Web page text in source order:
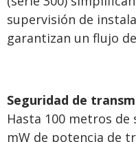
supervisión de
garantizan un flujo
Seguridad de
Hasta 100 metros
mW de potencia de